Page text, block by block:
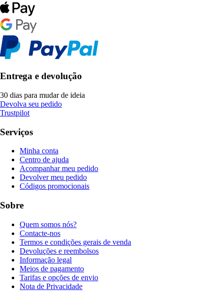
Entrega e devolução
30 dias para mudar de ideia
Devolva seu pedido
Trustpilot
Serviços
Minha conta
Centro de ajuda
Acompanhar meu pedido
Devolver meu pedido
Códigos promocionais
Sobre
Quem somos nós?
Contacte-nos
Termos e condições gerais de venda
Devoluções e reembolsos
Informação legal
Meios de pagamento
Tarifas e opções de envio
Nota de Privacidade